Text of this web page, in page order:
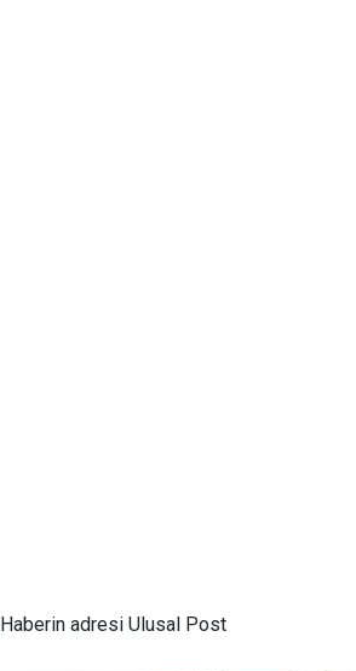
Haberin adresi Ulusal Post